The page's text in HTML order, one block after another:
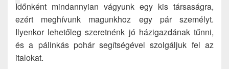
Időnként mindannyian vágyunk egy kis társaságra,
ezért meghívunk magunkhoz egy pár személyt.
Ilyenkor lehetőleg szeretnénk jó házigazdának tűnni,
és a pálinkás pohár segítségével szolgáljuk fel az
italokat.